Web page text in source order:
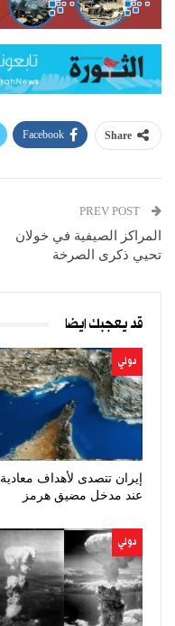
Share
Facebook
المراكز الصيفية في خولان
تحيي ذكرى الصرخة
قد يعجبك ايضا
دولي
إيران تتصدى لأهداف معادية
عند مدخل مضيق هرمز
دولي